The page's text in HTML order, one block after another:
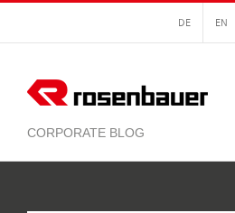
springen
DE EN